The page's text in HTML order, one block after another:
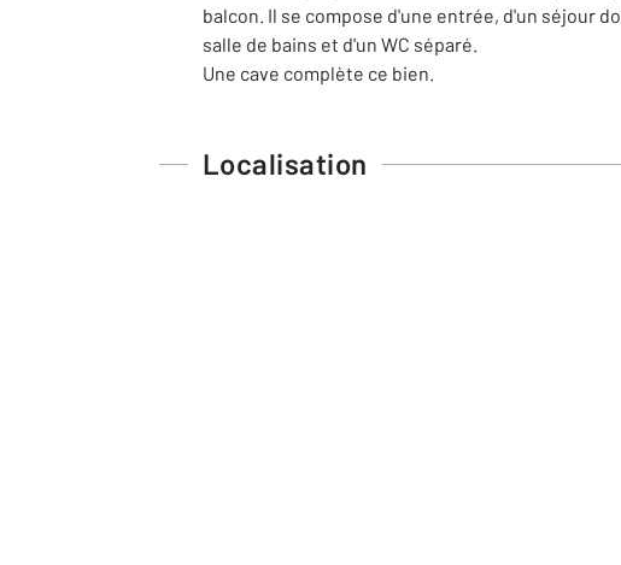
balcon. Il se compose d'une entrée, d'un séjour
salle de bains et d'un WC séparé.
Une cave complète ce bien.
Localisation